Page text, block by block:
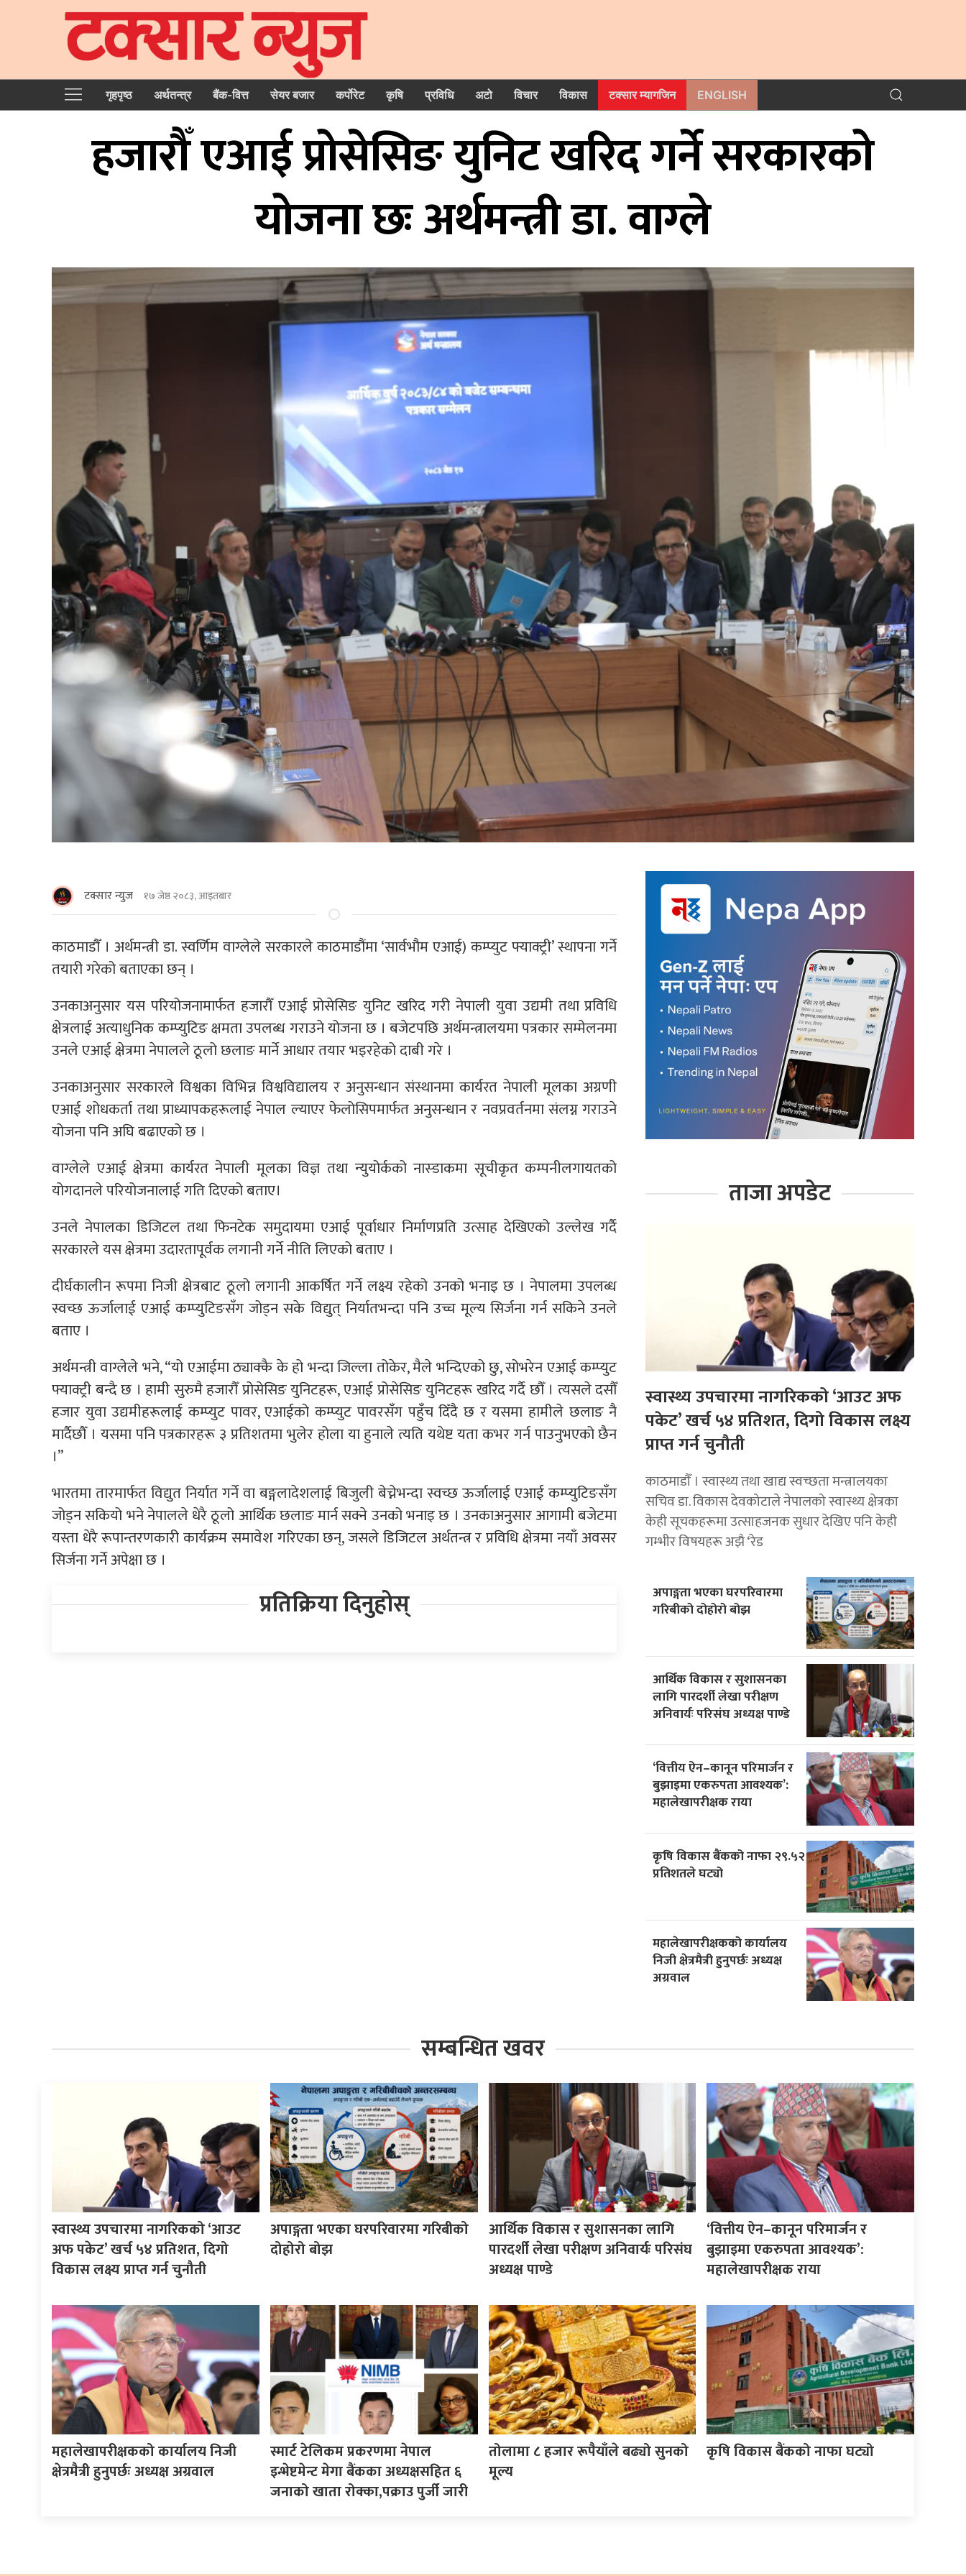
गृहपृष्‍ठ अर्थतन्त्र बैंक-वित्त सेयर बजार कर्पोरेट कृषि प्रविधि अटो विचार विकास टक्सार म्यागजिन ENGLISH
हजारौँ एआई प्रोसेसिङ युनिट खरिद गर्ने सरकारको
योजना छः अर्थमन्त्री डा. वाग्ले
टक्सार न्युज १७ जेष्ठ २०८३, आइतबार
काठमाडाैँ । अर्थमन्त्री डा. स्वर्णिम वाग्लेले सरकारले काठमाडौंमा ‘सार्वभौम एआई) कम्प्युट फ्याक्ट्री’ स्थापना गर्ने
तयारी गरेको बताएका छन् ।
उनकाअनुसार यस परियोजनामार्फत हजारौँ एआई प्रोसेसिङ युनिट खरिद गरी नेपाली युवा उद्यमी तथा प्रविधि
क्षेत्रलाई अत्याधुनिक कम्प्युटिङ क्षमता उपलब्ध गराउने योजना छ । बजेटपछि अर्थमन्त्रालयमा पत्रकार सम्मेलनमा
उनले एआई क्षेत्रमा नेपालले ठूलो छलाङ मार्ने आधार तयार भइरहेको दाबी गरे ।
उनकाअनुसार सरकारले विश्वका विभिन्न विश्वविद्यालय र अनुसन्धान संस्थानमा कार्यरत नेपाली मूलका अग्रणी
एआई शोधकर्ता तथा प्राध्यापकहरूलाई नेपाल ल्याएर फेलोसिपमार्फत अनुसन्धान र नवप्रवर्तनमा संलग्न गराउने
योजना पनि अघि बढाएको छ ।
वाग्लेले एआई क्षेत्रमा कार्यरत नेपाली मूलका विज्ञ तथा न्युयोर्कको नास्डाकमा सूचीकृत कम्पनीलगायतको
योगदानले परियोजनालाई गति दिएको बताए।
उनले नेपालका डिजिटल तथा फिनटेक समुदायमा एआई पूर्वाधार निर्माणप्रति उत्साह देखिएको उल्लेख गर्दै
सरकारले यस क्षेत्रमा उदारतापूर्वक लगानी गर्ने नीति लिएको बताए ।
दीर्घकालीन रूपमा निजी क्षेत्रबाट ठूलो लगानी आकर्षित गर्ने लक्ष्य रहेको उनको भनाइ छ । नेपालमा उपलब्ध
स्वच्छ ऊर्जालाई एआई कम्प्युटिङसँग जोड्न सके विद्युत् निर्यातभन्दा पनि उच्च मूल्य सिर्जना गर्न सकिने उनले
बताए ।
अर्थमन्त्री वाग्लेले भने, “यो एआईमा ठ्याक्कै के हो भन्दा जिल्ला तोकेर, मैले भन्दिएको छु, सोभरेन एआई कम्प्युट
फ्याक्ट्री बन्दै छ । हामी सुरुमै हजारौँ प्रोसेसिङ युनिटहरू, एआई प्रोसेसिङ युनिटहरू खरिद गर्दै छौँ । त्यसले दसौँ
हजार युवा उद्यमीहरूलाई कम्प्युट पावर, एआईको कम्प्युट पावरसँग पहुँच दिँदै छ र यसमा हामीले छलाङ नै
मार्दैछौँ । यसमा पनि पत्रकारहरू ३ प्रतिशतमा भुलेर होला या हुनाले त्यति यथेष्ट यता कभर गर्न पाउनुभएको छैन
।”
भारतमा तारमार्फत विद्युत निर्यात गर्ने वा बङ्गलादेशलाई बिजुली बेच्नेभन्दा स्वच्छ ऊर्जालाई एआई कम्प्युटिङसँग
जोड्न सकियो भने नेपालले धेरै ठूलो आर्थिक छलाङ मार्न सक्ने उनको भनाइ छ । उनकाअनुसार आगामी बजेटमा
यस्ता धेरै रूपान्तरणकारी कार्यक्रम समावेश गरिएका छन्, जसले डिजिटल अर्थतन्त्र र प्रविधि क्षेत्रमा नयाँ अवसर
सिर्जना गर्ने अपेक्षा छ ।
प्रतिक्रिया दिनुहोस्
ताजा अपडेट
स्वास्थ्य उपचारमा नागरिकको ‘आउट अफ
पकेट’ खर्च ५४ प्रतिशत, दिगो विकास लक्ष्य
प्राप्त गर्न चुनौती
काठमाडाैँ । स्वास्थ्य तथा खाद्य स्वच्छता मन्त्रालयका
सचिव डा. विकास देवकोटाले नेपालको स्वास्थ्य क्षेत्रका
केही सूचकहरूमा उत्साहजनक सुधार देखिए पनि केही
गम्भीर विषयहरू अझै ‘रेड
अपाङ्गता भएका घरपरिवारमा
गरिबीको दोहोरो बोझ
आर्थिक विकास र सुशासनका
लागि पारदर्शी लेखा परीक्षण
अनिवार्यः परिसंघ अध्यक्ष पाण्डे
‘वित्तीय ऐन–कानून परिमार्जन र
बुझाइमा एकरुपता आवश्यक’:
महालेखापरीक्षक राया
कृषि विकास बैंकको नाफा २९.५२
प्रतिशतले घट्यो
महालेखापरीक्षकको कार्यालय
निजी क्षेत्रमैत्री हुनुपर्छः अध्यक्ष
अग्रवाल
सम्बन्धित खवर
स्वास्थ्य उपचारमा नागरिकको ‘आउट
अफ पकेट’ खर्च ५४ प्रतिशत, दिगो
विकास लक्ष्य प्राप्त गर्न चुनौती
अपाङ्गता भएका घरपरिवारमा गरिबीको
दोहोरो बोझ
आर्थिक विकास र सुशासनका लागि
पारदर्शी लेखा परीक्षण अनिवार्यः परिसंघ
अध्यक्ष पाण्डे
‘वित्तीय ऐन–कानून परिमार्जन र
बुझाइमा एकरुपता आवश्यक’:
महालेखापरीक्षक राया
महालेखापरीक्षकको कार्यालय निजी
क्षेत्रमैत्री हुनुपर्छः अध्यक्ष अग्रवाल
स्मार्ट टेलिकम प्रकरणमा नेपाल
इन्भेष्टमेन्ट मेगा बैंकका अध्यक्षसहित ६
जनाको खाता रोक्का,पक्राउ पुर्जी जारी
तोलामा ८ हजार रूपैयाँले बढ्यो सुनको
मूल्य
कृषि विकास बैंकको नाफा घट्यो